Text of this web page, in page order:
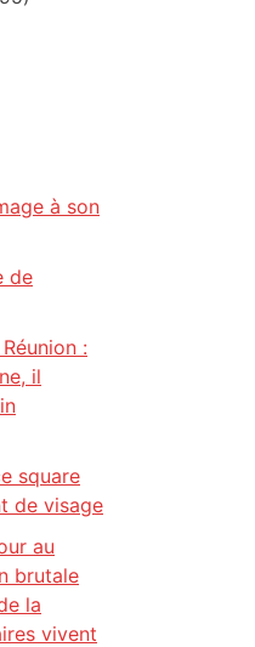
à son
de
:
il
square
de visage
au
brutale
la
vivent